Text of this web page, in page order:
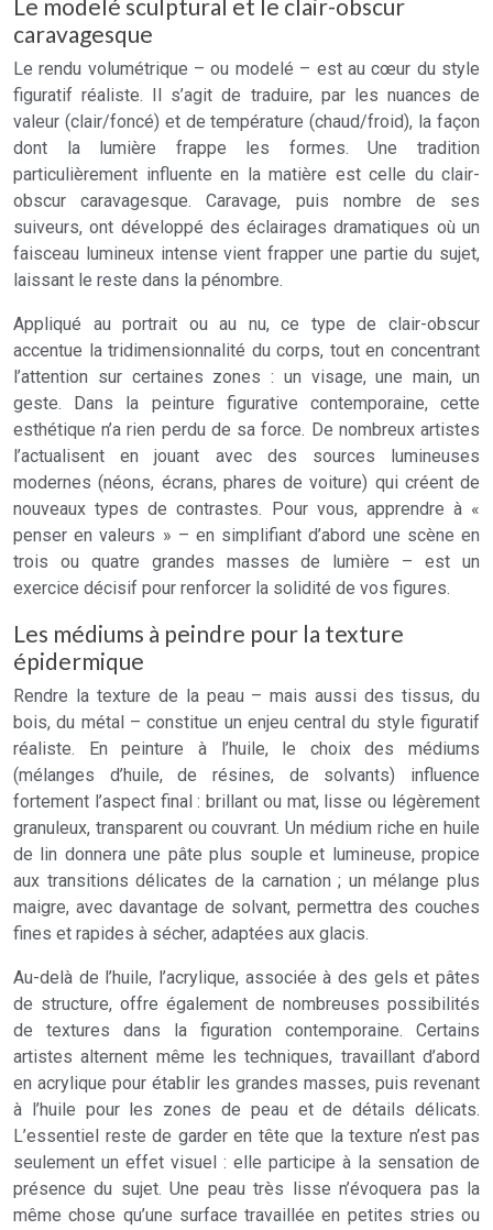
Le modelé sculptural et le clair-obscur
caravagesque
Le rendu volumétrique – ou modelé – est au cœur du style
figuratif réaliste. Il s’agit de traduire, par les nuances de
valeur (clair/foncé) et de température (chaud/froid), la façon
dont la lumière frappe les formes. Une tradition
particulièrement influente en la matière est celle du clair-
obscur caravagesque. Caravage, puis nombre de ses
suiveurs, ont développé des éclairages dramatiques où un
faisceau lumineux intense vient frapper une partie du sujet,
laissant le reste dans la pénombre.
Appliqué au portrait ou au nu, ce type de clair-obscur
accentue la tridimensionnalité du corps, tout en concentrant
l’attention sur certaines zones : un visage, une main, un
geste. Dans la peinture figurative contemporaine, cette
esthétique n’a rien perdu de sa force. De nombreux artistes
l’actualisent en jouant avec des sources lumineuses
modernes (néons, écrans, phares de voiture) qui créent de
nouveaux types de contrastes. Pour vous, apprendre à «
penser en valeurs » – en simplifiant d’abord une scène en
trois ou quatre grandes masses de lumière – est un
exercice décisif pour renforcer la solidité de vos figures.
Les médiums à peindre pour la texture
épidermique
Rendre la texture de la peau – mais aussi des tissus, du
bois, du métal – constitue un enjeu central du style figuratif
réaliste. En peinture à l’huile, le choix des médiums
(mélanges d’huile, de résines, de solvants) influence
fortement l’aspect final : brillant ou mat, lisse ou légèrement
granuleux, transparent ou couvrant. Un médium riche en huile
de lin donnera une pâte plus souple et lumineuse, propice
aux transitions délicates de la carnation ; un mélange plus
maigre, avec davantage de solvant, permettra des couches
fines et rapides à sécher, adaptées aux glacis.
Au-delà de l’huile, l’acrylique, associée à des gels et pâtes
de structure, offre également de nombreuses possibilités
de textures dans la figuration contemporaine. Certains
artistes alternent même les techniques, travaillant d’abord
en acrylique pour établir les grandes masses, puis revenant
à l’huile pour les zones de peau et de détails délicats.
L’essentiel reste de garder en tête que la texture n’est pas
seulement un effet visuel : elle participe à la sensation de
présence du sujet. Une peau très lisse n’évoquera pas la
même chose qu’une surface travaillée en petites stries ou